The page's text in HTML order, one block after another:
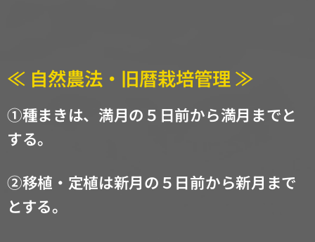
≪ 自然農法・旧暦栽培管理 ≫
①種まきは、満月の５日前から満月までと
する。
②移植・定植は新月の５日前から新月まで
とする。